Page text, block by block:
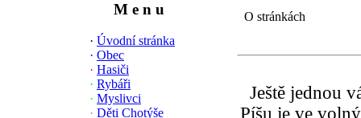
M e n u
· Úvodní stránka
· Obec
· Hasiči
· Rybáři
· Myslivci
· Děti Chotýše
O stránkách
Ještě jednou
Píšu je ve